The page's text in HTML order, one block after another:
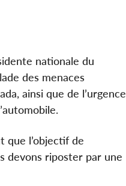
nationale du
des menaces
ainsi que de l’urgence
que l’objectif de
devons riposter par une